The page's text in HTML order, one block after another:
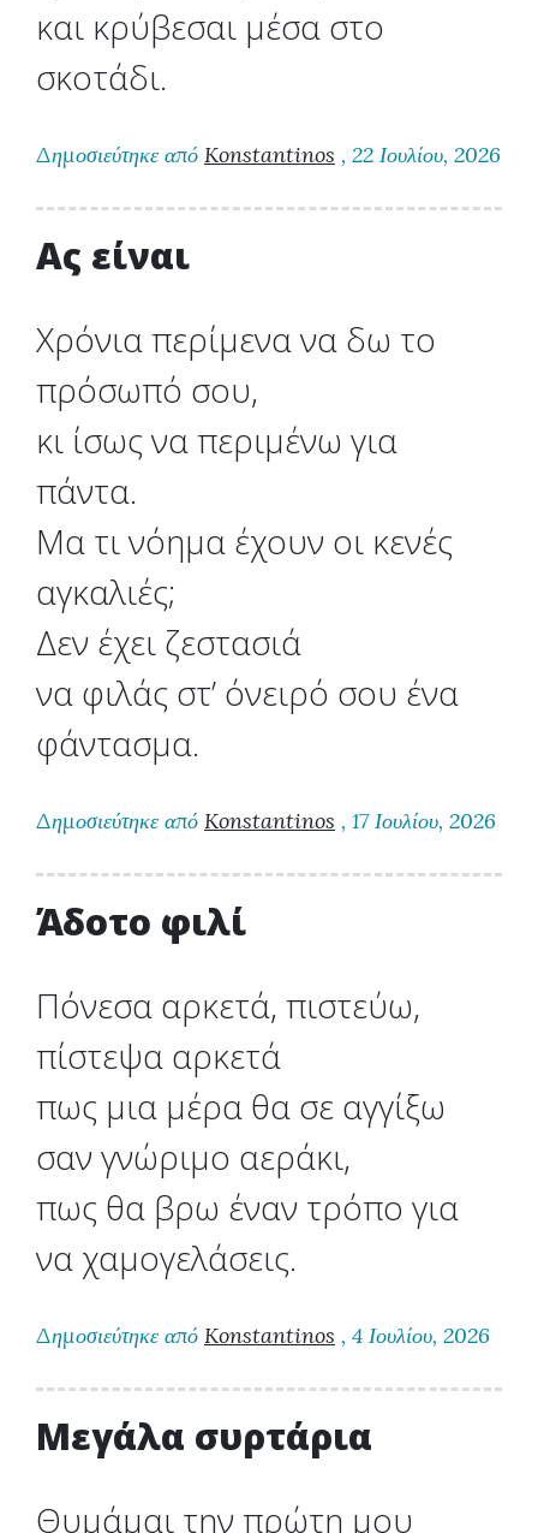
και κρύβεσαι μέσα στο
σκοτάδι.
Δημοσιεύτηκε από Konstantinos , 22 Ιουλίου, 2026
Ας είναι
Χρόνια περίμενα να δω το
πρόσωπό σου,
κι ίσως να περιμένω για
πάντα.
Μα τι νόημα έχουν οι κενές
αγκαλιές;
Δεν έχει ζεστασιά
να φιλάς στ’ όνειρό σου ένα
φάντασμα.
Δημοσιεύτηκε από Konstantinos , 17 Ιουλίου, 2026
Άδοτο φιλί
Πόνεσα αρκετά, πιστεύω,
πίστεψα αρκετά
πως μια μέρα θα σε αγγίξω
σαν γνώριμο αεράκι,
πως θα βρω έναν τρόπο για
να χαμογελάσεις.
Δημοσιεύτηκε από Konstantinos , 4 Ιουλίου, 2026
Μεγάλα συρτάρια
Θυμάμαι την πρώτη μου